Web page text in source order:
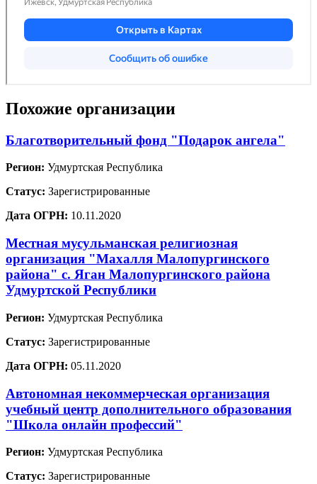
Похожие организации
Благотворительный фонд "Подарок ангела"
Регион: Удмуртская Республика
Статус: Зарегистрированные
Дата ОГРН: 10.11.2020
Местная мусульманская религиозная
организация "Махалля Малопургинского
района" с. Яган Малопургинского района
Удмуртской Республики
Регион: Удмуртская Республика
Статус: Зарегистрированные
Дата ОГРН: 05.11.2020
Автономная некоммерческая организация
учебный центр дополнительного образования
"Школа онлайн профессий"
Регион: Удмуртская Республика
Статус: Зарегистрированные